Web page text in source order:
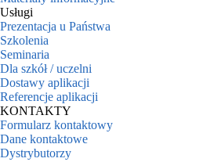
Usługi
Prezentacja u Państwa
Szkolenia
Seminaria
Dla szkół / uczelni
Dostawy aplikacji
Referencje aplikacji
KONTAKTY
Formularz kontaktowy
Dane kontaktowe
Dystrybutorzy